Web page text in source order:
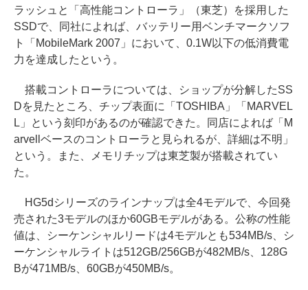
ラッシュと「高性能コントローラ」（東芝）を採用した
SSDで、同社によれば、バッテリー用ベンチマークソフ
ト「MobileMark 2007」において、0.1W以下の低消費電
力を達成したという。
搭載コントローラについては、ショップが分解したSS
Dを見たところ、チップ表面に「TOSHIBA」「MARVEL
L」という刻印があるのが確認できた。同店によれば「M
arvellベースのコントローラと見られるが、詳細は不明」
という。また、メモリチップは東芝製が搭載されてい
た。
HG5dシリーズのラインナップは全4モデルで、今回発
売された3モデルのほか60GBモデルがある。公称の性能
値は、シーケンシャルリードは4モデルとも534MB/s、シ
ーケンシャルライトは512GB/256GBが482MB/s、128G
Bが471MB/s、60GBが450MB/s。